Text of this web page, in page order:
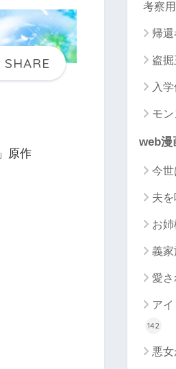
」原作
考察用
帰
盗
入
モ
web漫
今世
夫
お
義
愛
ア
142
悪